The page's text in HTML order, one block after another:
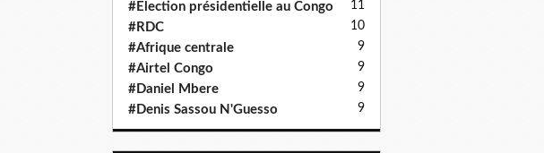
#Election présidentielle au Congo 11
#RDC 10
#Afrique centrale 9
#Airtel Congo 9
#Daniel Mbere 9
#Denis Sassou N'Guesso 9